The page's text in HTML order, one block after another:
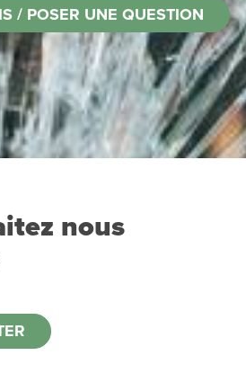
/ POSER UNE QUESTION
nous